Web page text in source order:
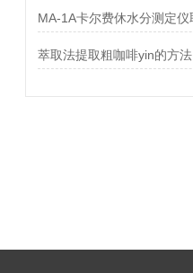
萃取法提取粗咖啡yin的方法